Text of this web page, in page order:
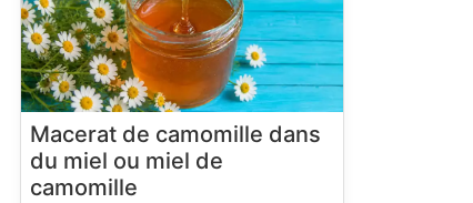
Macerat de camomille dans
du miel ou miel de
camomille